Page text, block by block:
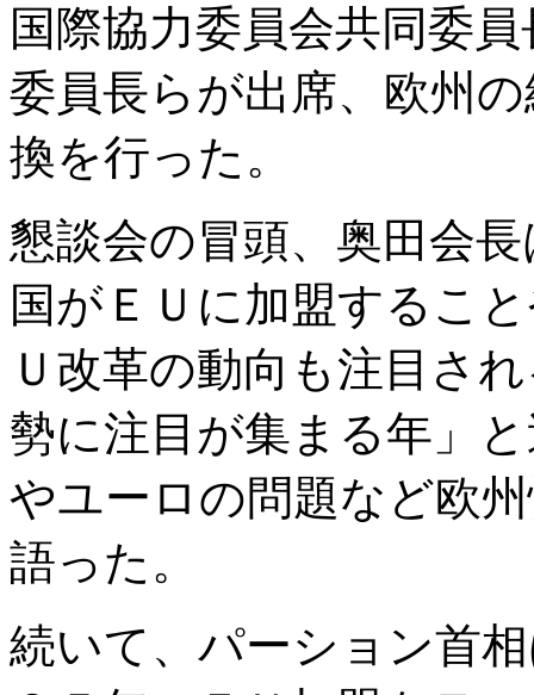
国際協力委員会共同委
委員長らが出席、欧州
換を行った。
懇談会の冒頭、奥田会
国がＥＵに加盟するこ
Ｕ改革の動向も注目さ
勢に注目が集まる年」
やユーロの問題など欧
語った。
続いて、パーション首